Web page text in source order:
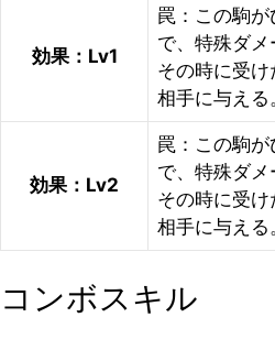
効果：Lv1
罠：この駒
で、特殊ダメ
その時に受
相手に与える
効果：Lv2
罠：この駒
で、特殊ダメ
その時に受
相手に与える
コンボスキル